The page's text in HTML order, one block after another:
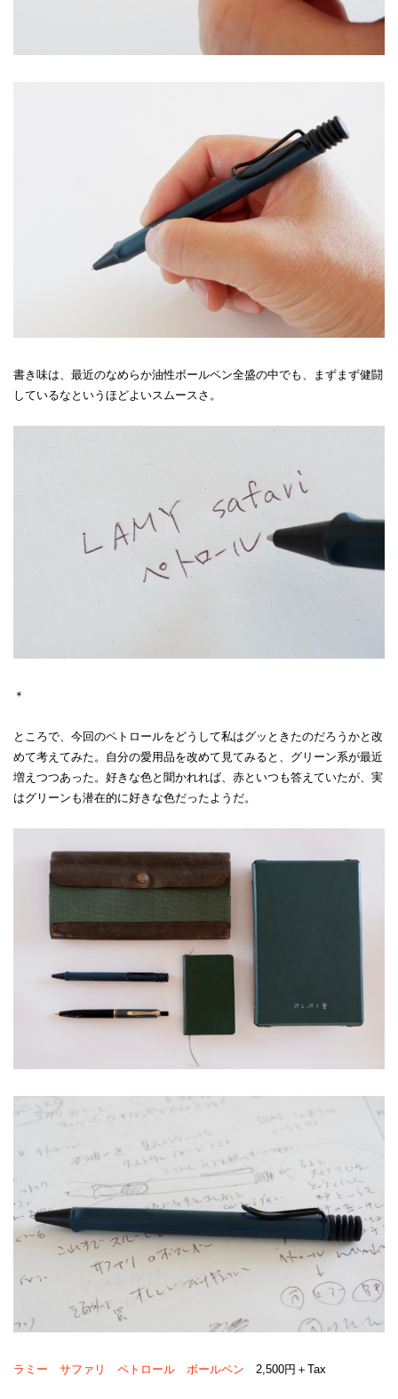
書き味は、最近のなめらか油性ボールペン全盛の中でも、まずまず健闘
しているなというほどよいスムースさ。
＊
ところで、今回のペトロールをどうして私はグッときたのだろうかと改
めて考えてみた。自分の愛用品を改めて見てみると、グリーン系が最近
増えつつあった。好きな色と聞かれれば、赤といつも答えていたが、実
はグリーンも潜在的に好きな色だったようだ。
ラミー サファリ ペトロール ボールペン 2,500円＋Tax